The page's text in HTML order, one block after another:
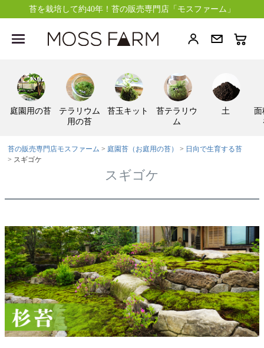
苔を栽培して約40年！苔の販売専門店「モスファーム」
庭園用の苔
テラリウム
用の苔
苔玉キット
苔テラリウ
ム
土
苔の販売専門店モスファーム 庭園苔（お庭用の苔）
日向で生育する苔
スギゴケ
スギゴケ